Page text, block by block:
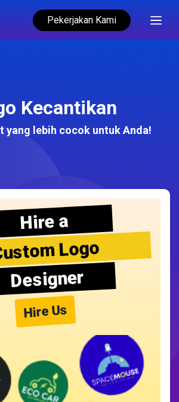
Pekerjakan Kami
Kecantikan
yang lebih cocok untuk Anda!
Hire a
Logo
Designer
Hire Us